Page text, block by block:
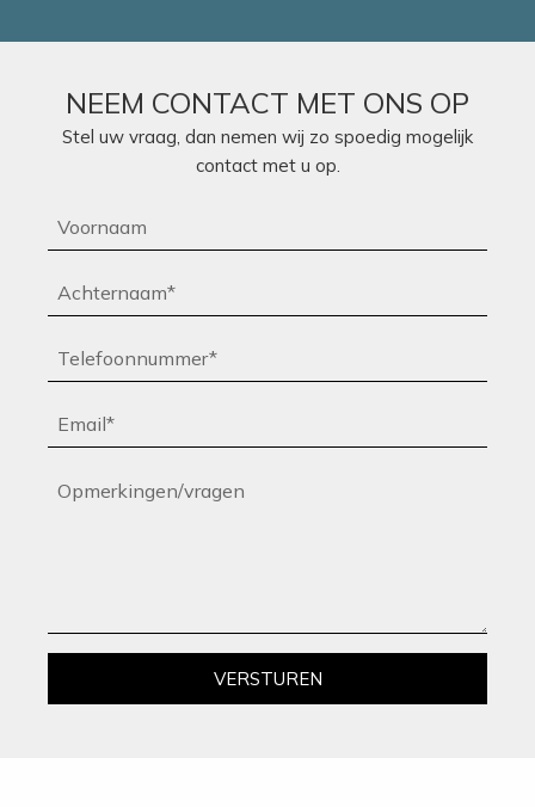
NEEM CONTACT MET ONS OP
Stel uw vraag, dan nemen wij zo spoedig mogelijk
contact met u op.